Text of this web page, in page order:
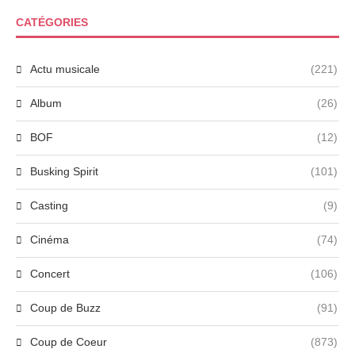
CATÉGORIES
Actu musicale (221)
Album (26)
BOF (12)
Busking Spirit (101)
Casting (9)
Cinéma (74)
Concert (106)
Coup de Buzz (91)
Coup de Coeur (873)